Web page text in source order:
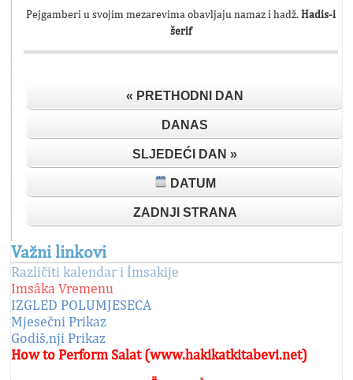
Pejgamberi u svojim mezarevima obavljaju namaz i hadž.Hadis-i
šerif
« PRETHODNI DAN
DANAS
SLJEDEĆI DAN »
DATUM
ZADNJI STRANA
Važni linkovi
Različiti kalendar i İmsakije
Imsâka Vremenu
IZGLED POLUMJESECA
Mjesečni Prikaz
Godiš,nji Prikaz
How to Perform Salat (www.hakikatkitabevi.net)